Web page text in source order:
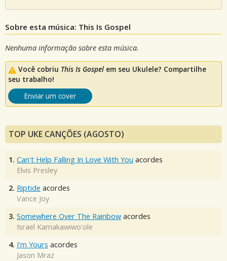
Sobre esta música: This Is Gospel
Nenhuma informação sobre esta música.
Você cobriu This Is Gospel em seu Ukulele? Compartilhe
seu trabalho!
Enviar um cover
TOP UKE CANÇÕES (AGOSTO)
1. Can't Help Falling In Love With You acordes
Elvis Presley
2. Riptide acordes
Vance Joy
3. Somewhere Over The Rainbow acordes
Israel Kamakawiwo'ole
4. I'm Yours acordes
Jason Mraz